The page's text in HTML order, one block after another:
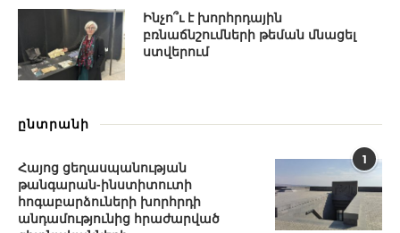
Ինչո՞ւ է խորհրդային
բռնաճնշումների թեման մնացել
ստվերում
ընտրանի
1
Հայոց ցեղասպանության
թանգարան-ինստիտուտի
հոգաբարձուների խորհրդի
անդամությունից հրաժարված